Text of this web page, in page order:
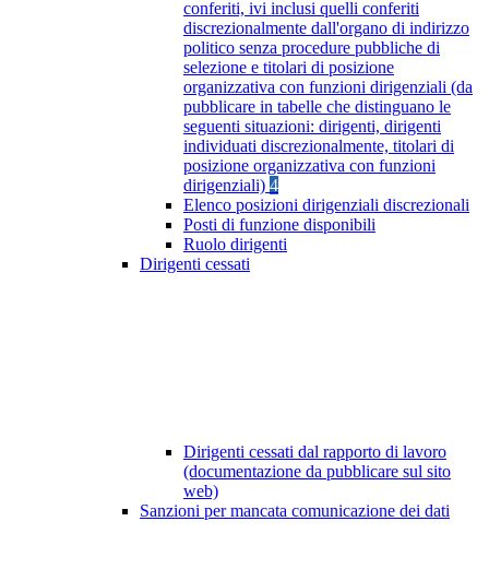
conferiti, ivi inclusi quelli conferiti
discrezionalmente dall'organo di indirizzo
politico senza procedure pubbliche di
selezione e titolari di posizione
organizzativa con funzioni dirigenziali (da
pubblicare in tabelle che distinguano le
seguenti situazioni: dirigenti, dirigenti
individuati discrezionalmente, titolari di
posizione organizzativa con funzioni
dirigenziali) 4
Elenco posizioni dirigenziali discrezionali
Posti di funzione disponibili
Ruolo dirigenti
Dirigenti cessati
Dirigenti cessati dal rapporto di lavoro
(documentazione da pubblicare sul sito
web)
Sanzioni per mancata comunicazione dei dati